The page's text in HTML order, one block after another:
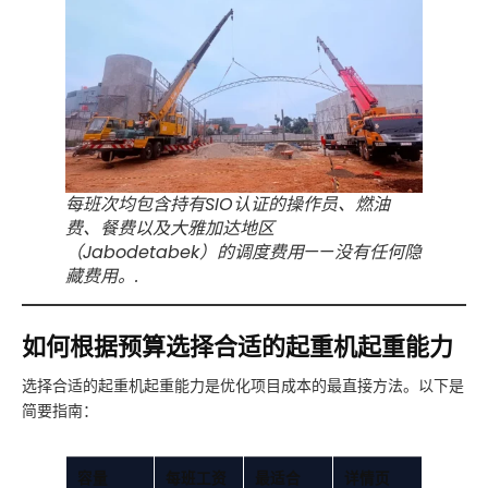
每班次均包含持有SIO认证的操作员、燃油
费、餐费以及大雅加达地区
（Jabodetabek）的调度费用——没有任何隐
藏费用。.
如何根据预算选择合适的起重机起重能力
选择合适的起重机起重能力是优化项目成本的最直接方法。以下是
简要指南：
容量 每班工资 最适合 详情页